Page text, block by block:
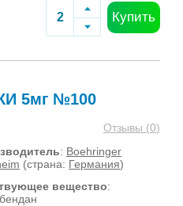
Купить
5мг №100
Отзывы (0)
: Boehringer
(страна: Германия)
вещество: